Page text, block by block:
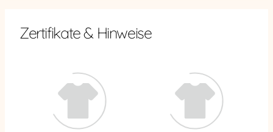
Zertifikate & Hinweise